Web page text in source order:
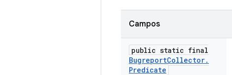
Campos
public static final
BugreportCollector.
Predicate